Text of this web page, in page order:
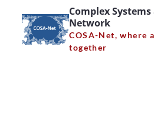
content
Complex
Network
COSA-Net, where
together